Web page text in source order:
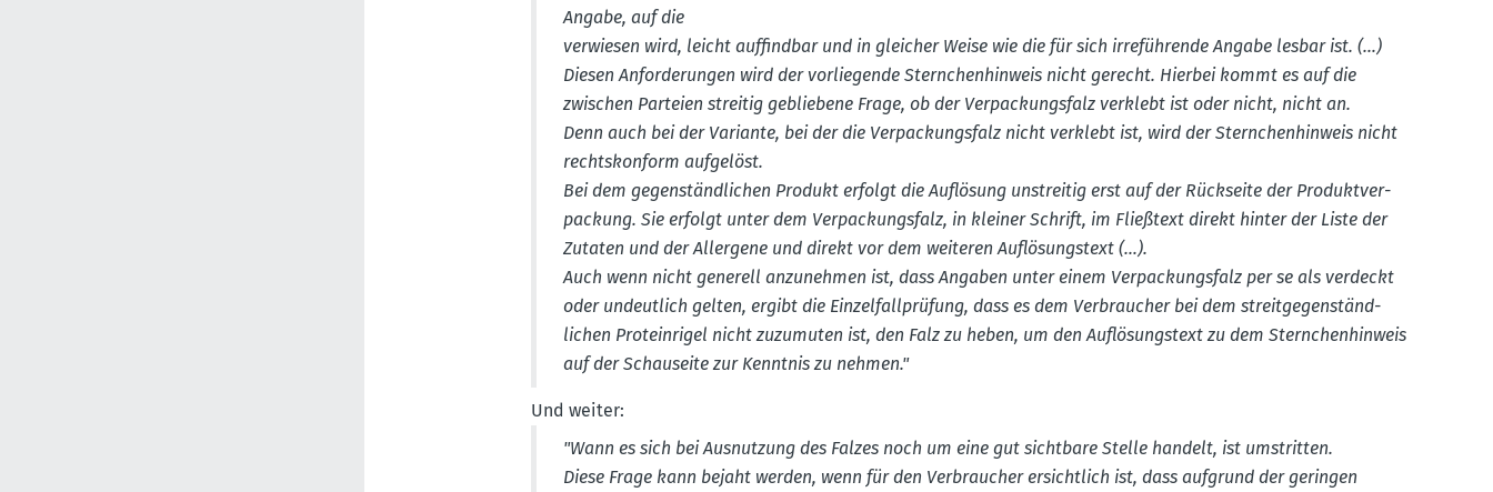
Angabe, auf die
verwiesen wird, leicht auffindbar und in gleicher Weise wie die für sich irrefüh­rende Angabe lesbar ist. (…)
Diesen Anfor­de­rungen wird der vorlie­gende Stern­chen­hinweis nicht gerecht. Hierbei kommt es auf die
zwischen Parteien streitig gebliebene Frage, ob der Verpa­ckungsfalz verklebt ist oder nicht, nicht an.
Denn auch bei der Variante, bei der die Verpa­ckungsfalz nicht verklebt ist, wird der Stern­chen­hinweis nicht
rechts­konform aufgelöst.
Bei dem gegen­ständ­lichen Produkt erfolgt die Auflösung unstreitig erst auf der Rückseite der Produkt­ver­
pa­ckung. Sie erfolgt unter dem Verpa­ckungsfalz, in kleiner Schrift, im Fließtext direkt hinter der Liste der
Zutaten und der Allergene und direkt vor dem weiteren Auflö­sungstext (…).
Auch wenn nicht generell anzunehmen ist, dass Angaben unter einem Verpa­ckungsfalz per se als verdeckt
oder undeutlich gelten, ergibt die Einzel­fall­prüfung, dass es dem Verbraucher bei dem streit­ge­gen­ständ­
lichen Prote­inrigel nicht zuzumuten ist, den Falz zu heben, um den Auflö­sungstext zu dem Stern­chen­hinweis
auf der Schau­seite zur Kenntnis zu nehmen."
Und weiter:
"Wann es sich bei Ausnutzung des Falzes noch um eine gut sichtbare Stelle handelt, ist umstritten.
Diese Frage kann bejaht werden, wenn für den Verbraucher ersichtlich ist, dass aufgrund der geringen